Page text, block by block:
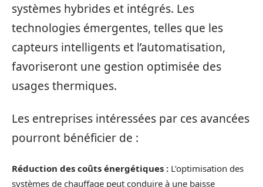
systèmes hybrides et intégrés. Les
technologies émergentes, telles que les
capteurs intelligents et l’automatisation,
favoriseront une gestion optimisée des
usages thermiques.
Les entreprises intéressées par ces avancées
pourront bénéficier de :
Réduction des coûts énergétiques : L’optimisation des
systèmes de chauffage peut conduire à une baisse